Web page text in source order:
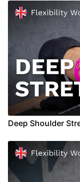
Für die
deine Pole und zwei
Bitte achte darauf,
ausreichend
vorzubeugen.
sondern auch sehr
nichts zu erzwingen
Sollten
einen Arzt und hole
Deep Shoulder